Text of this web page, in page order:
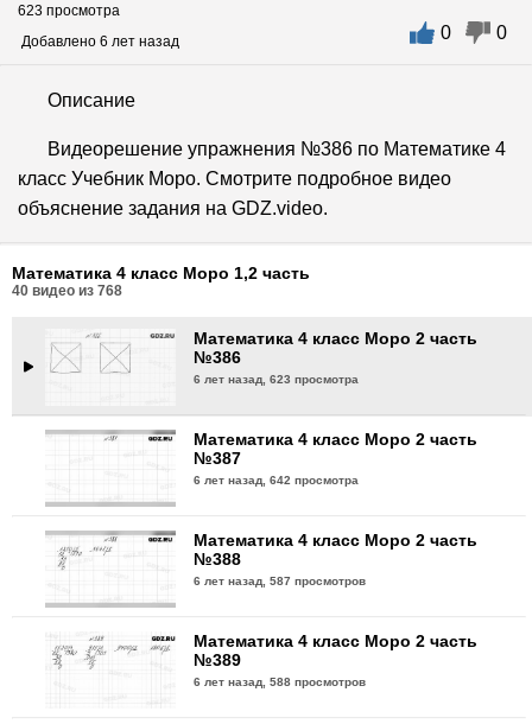
623 просмотра
Добавлено 6 лет назад
0 0
Описание
Видеорешение упражнения №386 по Математике 4
класс Учебник Моро. Смотрите подробное видео
объяснение задания на GDZ.video.
Математика 4 класс Моро 1,2 часть
40 видео из 768
Математика 4 класс Моро 2 часть
№384
6 лет назад,697 просмотров
6 лет назад,608 просмотров
Математика 4 класс Моро 2 часть
№386
6 лет назад,623 просмотра
Математика 4 класс Моро 2 часть
№387
6 лет назад,642 просмотра
Математика 4 класс Моро 2 часть
№388
6 лет назад,587 просмотров
Математика 4 класс Моро 2 часть
№389
6 лет назад,588 просмотров